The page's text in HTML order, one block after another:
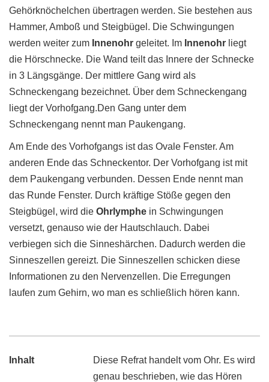
Gehörknöchelchen übertragen werden. Sie bestehen aus
Hammer, Amboß und Steigbügel. Die Schwingungen
werden weiter zum Innenohr geleitet. Im Innenohr liegt
die Hörschnecke. Die Wand teilt das Innere der Schnecke
in 3 Längsgänge. Der mittlere Gang wird als
Schneckengang bezeichnet. Über dem Schneckengang
liegt der Vorhofgang.Den Gang unter dem
Schneckengang nennt man Paukengang.
Am Ende des Vorhofgangs ist das Ovale Fenster. Am
anderen Ende das Schneckentor. Der Vorhofgang ist mit
dem Paukengang verbunden. Dessen Ende nennt man
das Runde Fenster. Durch kräftige Stöße gegen den
Steigbügel, wird die Ohrlymphe in Schwingungen
versetzt, genauso wie der Hautschlauch. Dabei
verbiegen sich die Sinneshärchen. Dadurch werden die
Sinneszellen gereizt. Die Sinneszellen schicken diese
Informationen zu den Nervenzellen. Die Erregungen
laufen zum Gehirn, wo man es schließlich hören kann.
Inhalt
Diese Refrat handelt vom Ohr. Es wird
genau beschrieben, wie das Hören